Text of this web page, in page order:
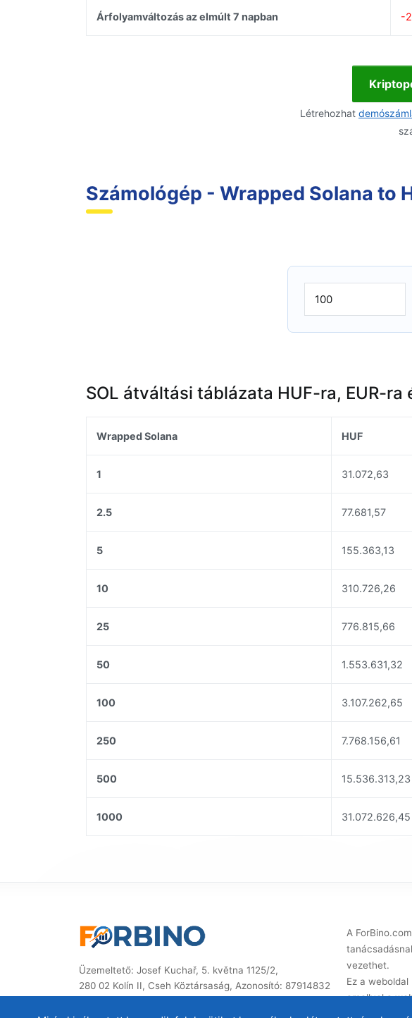
Árfolyamváltozás az elmúlt 7 napban -
Létrehozhat
Számológép - Wrapped Solana to
SOL átváltási táblázata HUF-ra, EUR-ra
Wrapped Solana HUF
1 31.072,63
2.5 77.681,57
5 155.363,13
10 310.726,26
25 776.815,66
50 1.553.631,32
100 3.107.262,65
250 7.768.156,61
500 15.536.313,23
1000 31.072.626,45
Üzemeltető: Josef Kuchař, 5. května 1125/2,
280 02 Kolín II, Cseh Köztársaság, Azonosító: 87914832
A
vezethet.
Ez a
amellyel a
az affiliate